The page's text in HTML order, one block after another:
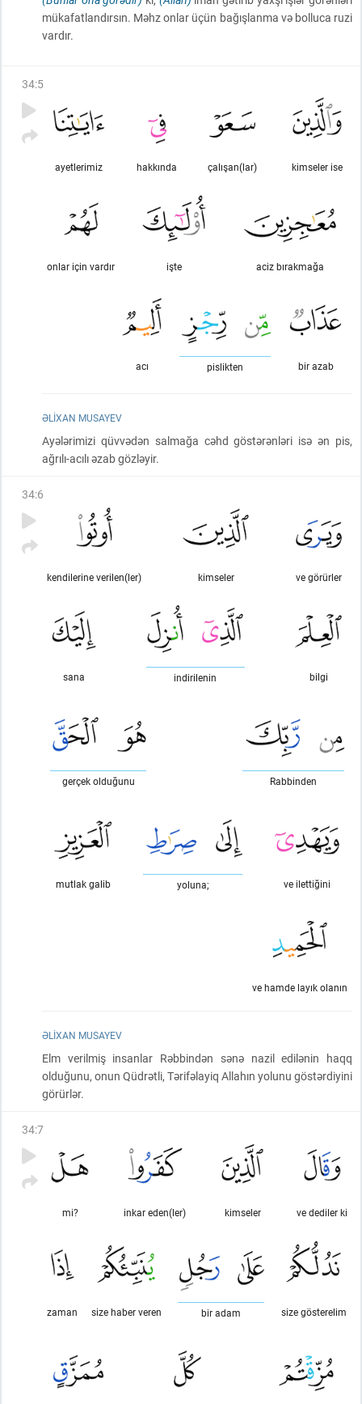
mükafatlandırsın. Məhz onlar üçün bağışlanma və bolluca ruzi
vardır.
34:5
kimseler ise
çalışan(lar)
hakkında
ayetlerimiz
aciz bırakmağa
işte
onlar için vardır
bir azab
pislikten
acı
ƏLIXAN MUSAYEV
Ayələrimizi qüvvədən salmağa cəhd göstərənləri isə ən pis,
ağrılı-acılı əzab gözləyir.
34:6
ve görürler
kimseler
kendilerine verilen(ler)
bilgi
indirilenin
sana
Rabbinden
gerçek olduğunu
ve ilettiğini
yoluna;
mutlak galib
ve hamde layık olanın
ƏLIXAN MUSAYEV
Elm verilmiş insanlar Rəbbindən sənə nazil edilənin haqq
olduğunu, onun Qüdrətli, Tərifəlayiq Allahın yolunu göstərdiyini
görürlər.
34:7
ve dediler ki
kimseler
inkar eden(ler)
mi?
size gösterelim
bir adam
size haber veren
zaman